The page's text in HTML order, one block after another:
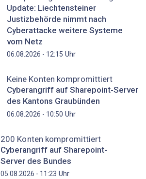
Update: Liechtensteiner
Justizbehörde nimmt nach
Cyberattacke weitere Systeme
vom Netz
06.08.2026 - 12:15 Uhr
Keine Konten kompromittiert
Cyberangriff auf Sharepoint-Server
des Kantons Graubünden
06.08.2026 - 10:50 Uhr
200 Konten kompromittiert
Cyberangriff auf Sharepoint-
Server des Bundes
05.08.2026 - 11:23 Uhr